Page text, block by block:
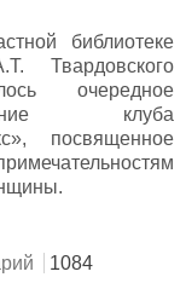
библиотеке
Твардовского
очередное
клуба
посвященное
Смоленщины
1084